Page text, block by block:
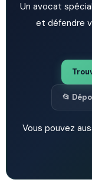
Un avocat
et défendre
📂
Vous pouvez